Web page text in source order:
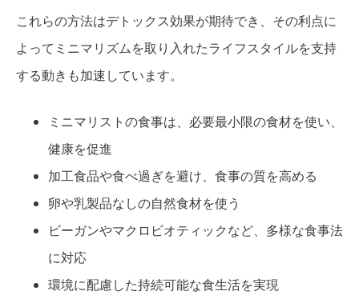
これらの方法はデトックス効果が期待でき、その利点に
よってミニマリズムを取り入れたライフスタイルを支持
する動きも加速しています。
ミニマリストの食事は、必要最小限の食材を使い、
健康を促進
加工食品や食べ過ぎを避け、食事の質を高める
卵や乳製品なしの自然食材を使う
ビーガンやマクロビオティックなど、多様な食事法
に対応
環境に配慮した持続可能な食生活を実現